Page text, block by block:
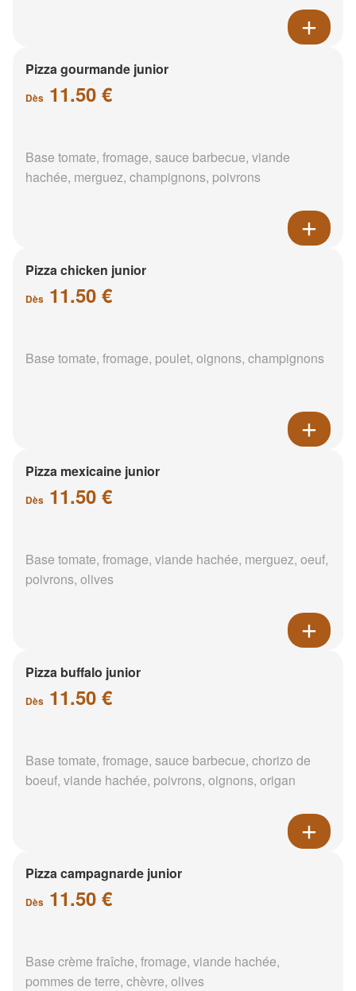
Pizza gourmande junior
Dès 11.50 €
Base tomate, fromage, sauce barbecue, viande
hachée, merguez, champignons, poivrons
Pizza chicken junior
Dès 11.50 €
Base tomate, fromage, poulet, oignons, champignons
Pizza mexicaine junior
Dès 11.50 €
Base tomate, fromage, viande hachée, merguez, oeuf,
poivrons, olives
Pizza buffalo junior
Dès 11.50 €
Base tomate, fromage, sauce barbecue, chorizo de
boeuf, viande hachée, poivrons, oignons, origan
Pizza campagnarde junior
Dès 11.50 €
Base crème fraîche, fromage, viande hachée,
pommes de terre, chèvre, olives